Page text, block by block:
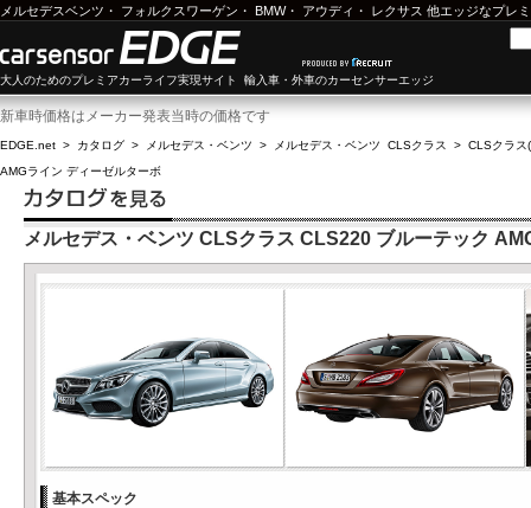
メルセデスベンツ ・ フォルクスワーゲン ・ BMW・ アウディ ・ レクサス 他エッジなプレ
大人のためのプレミアカーライフ実現サイト 輸入車・外車のカーセンサーエッジ
新車時価格はメーカー発表当時の価格です
EDGE.net > カタログ > メルセデス・ベンツ > メルセデス・ベンツ CLSクラス > CLSクラス
AMGライン ディーゼルターボ
メルセデス・ベンツ CLSクラス CLS220 ブルーテック
基本スペック